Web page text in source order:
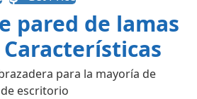
pared de lamas
para la mayoría de
escritorio